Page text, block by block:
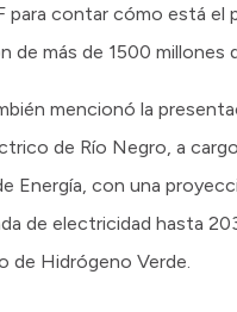
para contar cómo está
de más de 1500 millones
mencionó la
de Río Negro, a
Energía, con una
de electricidad hasta
de Hidrógeno Verde.